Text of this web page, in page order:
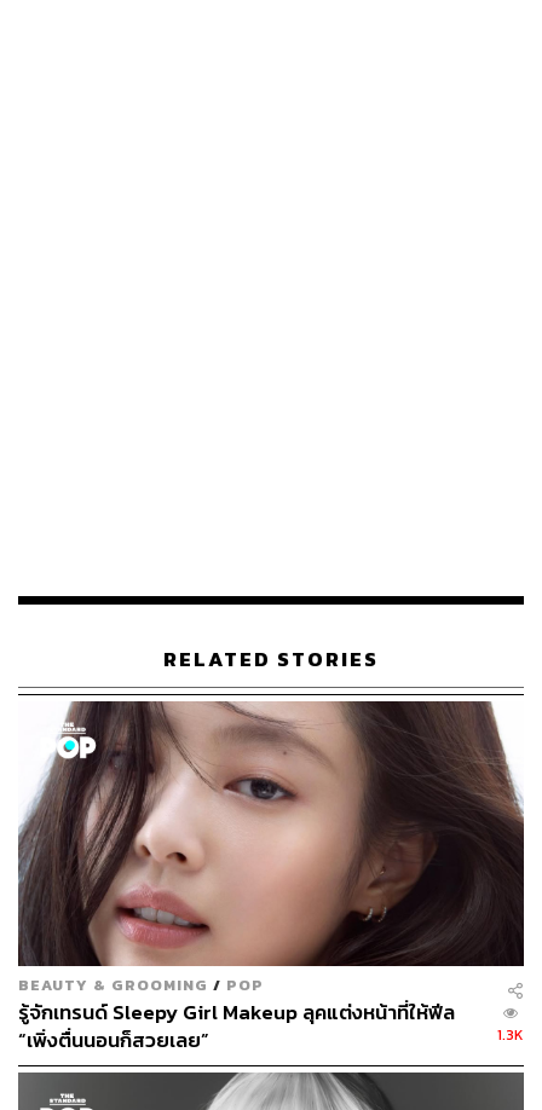
RELATED STORIES
BEAUTY & GROOMING / POP
รู้จักเทรนด์ Sleepy Girl Makeup ลุคแต่งหน้าที่ให้ฟีล
“เพิ่งตื่นนอนก็สวยเลย”
1.3K